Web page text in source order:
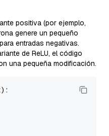
positiva (por ejemplo,
genere un pequeño
entradas negativas.
de ReLU, el código
una pequeña modificación.